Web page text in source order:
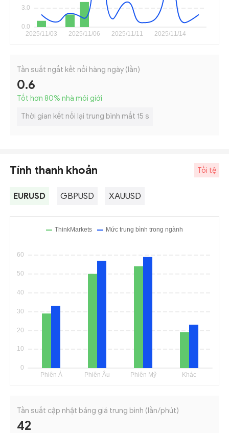
Tần suất ngắt kết nối hàng ngày (lần)
0.6
Tốt hơn 80% nhà môi giới
Thời gian kết nối lại trung bình mất 15 s
Tính thanh khoản Tồi tệ
EURUSD GBPUSD XAUUSD
Tần suất cập nhật bảng giá trung bình (lần/phút)
42